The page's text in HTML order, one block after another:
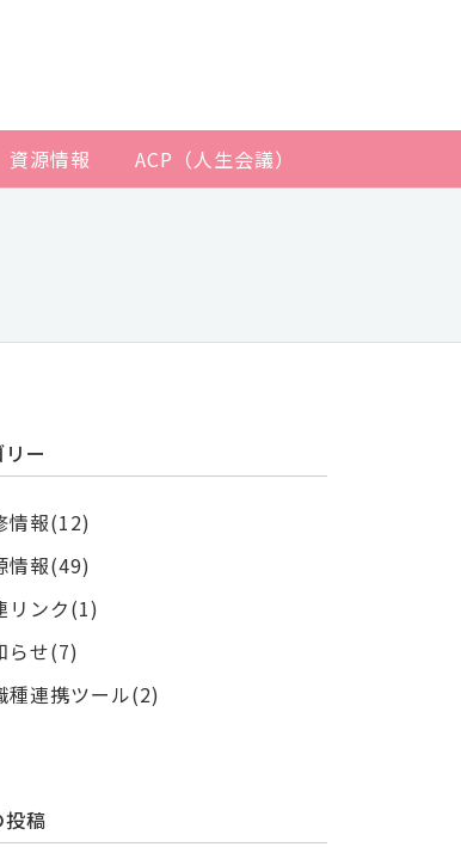
資源情報 ACP（人生会議）
ー
情報(12)
情報(49)
リンク(1)
らせ(7)
種連携ツール(2)
投稿